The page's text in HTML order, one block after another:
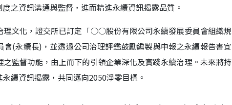
之資訊溝通與監督，進而精進永續資訊揭露品質。
理文化，證交所已訂定「○○股份有限公司永續發展委員會組織規
(永續長)，並透過公司治理評鑑鼓勵編製與申報之永續報告書宜
監督功能，由上而下的引領企業深化及實踐永續治理。未來將持
續資訊揭露，共同邁向2050淨零目標。